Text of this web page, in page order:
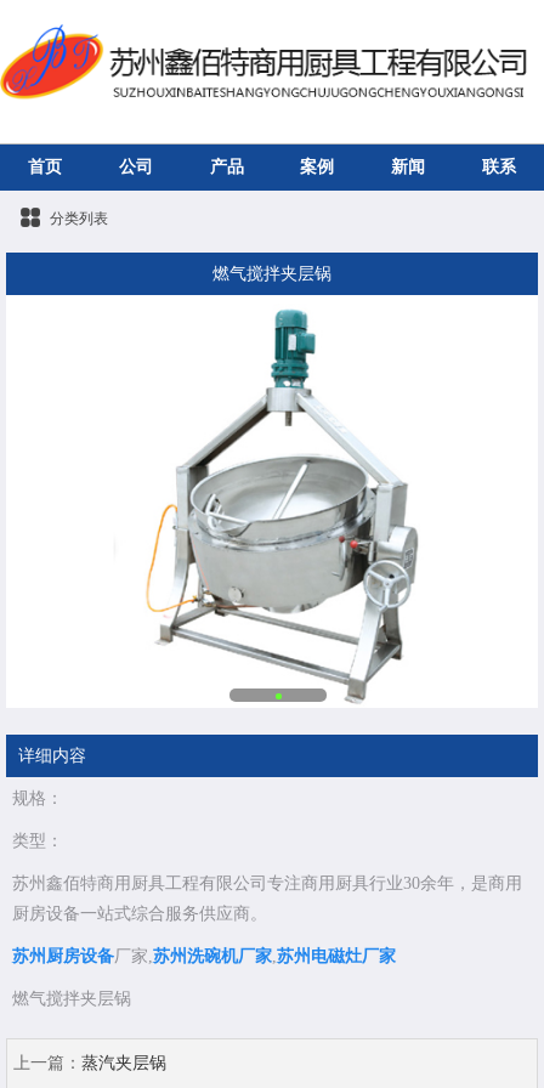
首页 公司 产品 案例 新闻 联系
分类列表
燃气搅拌夹层锅
详细内容
规格：
类型：
苏州鑫佰特商用厨具工程有限公司专注商用厨具行业30余年，是商用
厨房设备一站式综合服务供应商。
苏州厨房设备厂家,苏州洗碗机厂家,苏州电磁灶厂家
燃气搅拌夹层锅
上一篇： 蒸汽夹层锅